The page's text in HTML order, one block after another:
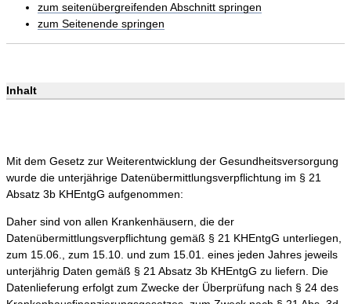
zum seitenübergreifenden Abschnitt springen
zum Seitenende springen
Inhalt
Mit dem Gesetz zur Weiterentwicklung der Gesundheitsversorgung
wurde die unterjährige Datenübermittlungsverpflichtung im § 21
Absatz 3b KHEntgG aufgenommen:
Daher sind von allen Krankenhäusern, die der
Datenübermittlungsverpflichtung gemäß § 21 KHEntgG unterliegen,
zum 15.06., zum 15.10. und zum 15.01. eines jeden Jahres jeweils
unterjährig Daten gemäß § 21 Absatz 3b KHEntgG zu liefern. Die
Datenlieferung erfolgt zum Zwecke der Überprüfung nach § 24 des